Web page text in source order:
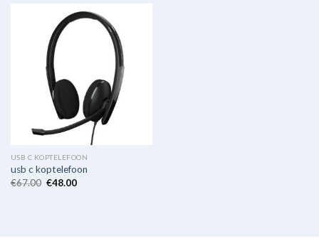
USB C KOPTELEFOON
usb c koptelefoon
€67.00 €48.00